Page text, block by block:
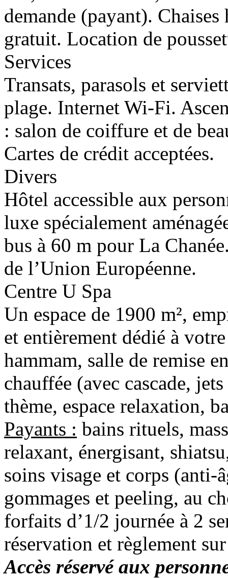
demande (payant).
gratuit. Location de
Services
Transats, parasols et
plage. Internet Wi-Fi.
: salon de coiffure et de
Cartes de crédit acceptées.
Divers
Hôtel accessible aux
luxe spécialement
bus à 60 m pour La
de l’Union Européenne.
Centre U Spa
Un espace de 1900 m²,
et entièrement dédié à
hammam, salle de remise
chauffée (avec cascade,
thème, espace relaxation,
Payants : bains rituels,
relaxant, énergisant,
soins visage et corps (anti-
gommages et peeling, au
forfaits d’1/2 journée à 2
réservation et règlement
Accès réservé aux